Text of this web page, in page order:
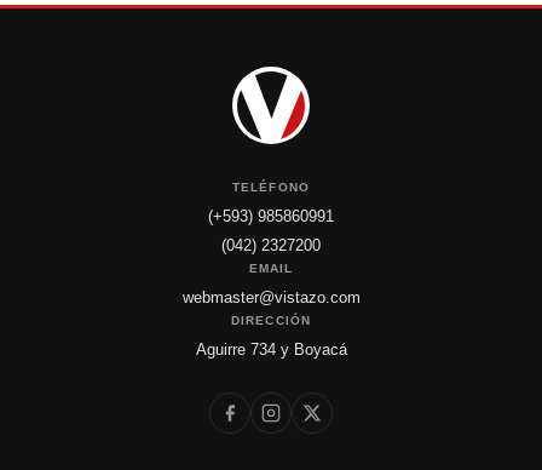
TELÉFONO
(+593) 985860991
(042) 2327200
EMAIL
webmaster@vistazo.com
DIRECCIÓN
Aguirre 734 y Boyacá